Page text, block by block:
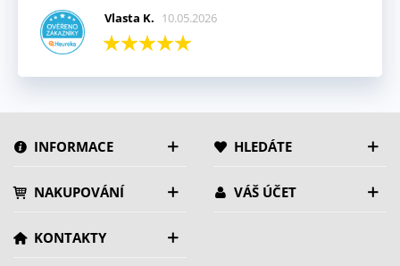
Vlasta K. 10.05.2026
INFORMACE HLEDÁTE
NAKUPOVÁNÍ VÁŠ ÚČET
KONTAKTY